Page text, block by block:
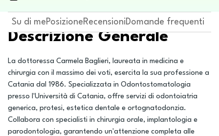
Su di mePosizioneRecensioniDomande frequenti
Descrizione Generale
La dottoressa Carmela Baglieri, laureata in medicina e
chirurgia con il massimo dei voti, esercita la sua professione a
Catania dal 1986. Specializzata in Odontostomatologia
presso l'Università di Catania, offre servizi di odontoiatria
generica, protesi, estetica dentale e ortognatodonzia.
Collabora con specialisti in chirurgia orale, implantologia e
parodontologia, garantendo un'attenzione completa alle